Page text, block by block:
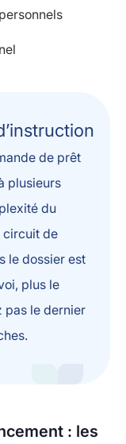
de prêt
plusieurs
du
circuit de
le dossier est
plus le
pas le dernier
: les